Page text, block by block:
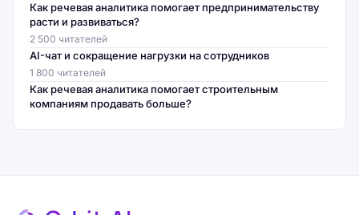
Как речевая аналитика помогает предпринимательству
расти и развиваться?
2 500 читателей
AI-чат и сокращение нагрузки на сотрудников
1 800 читателей
Как речевая аналитика помогает строительным
компаниям продавать больше?